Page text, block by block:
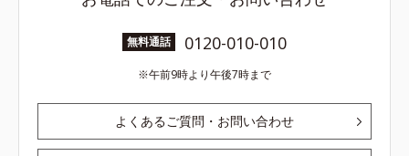
無料通話 0120-010-010
午前9時より午後7時まで
よくあるご質問・お問い合わせ